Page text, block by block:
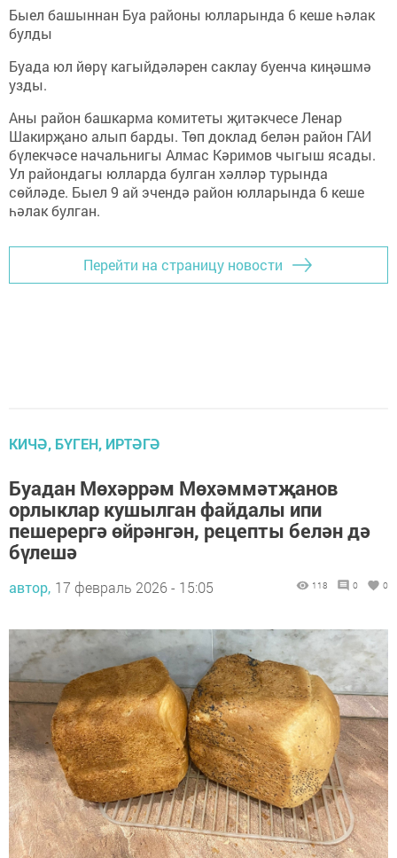
Быел башыннан Буа районы юлларында 6 кеше һәлак
булды
Буада юл йөрү кагыйдәләрен саклау буенча киңәшмә
узды.
Аны район башкарма комитеты җитәкчесе Ленар
Шакирҗано алып барды. Төп доклад белән район ГАИ
бүлекчәсе начальнигы Алмас Кәримов чыгыш ясады.
Ул райондагы юлларда булган хәлләр турында
сөйләде. Быел 9 ай эчендә район юлларында 6 кеше
һәлак булган.
Перейти на страницу новости
КИЧӘ, БҮГЕН, ИРТӘГӘ
Буадан Мөхәррәм Мөхәммәтҗанов
орлыклар кушылган файдалы ипи
пешерергә өйрәнгән, рецепты белән дә
бүлешә
автор, 17 февраль 2026 - 15:05 118 0 0